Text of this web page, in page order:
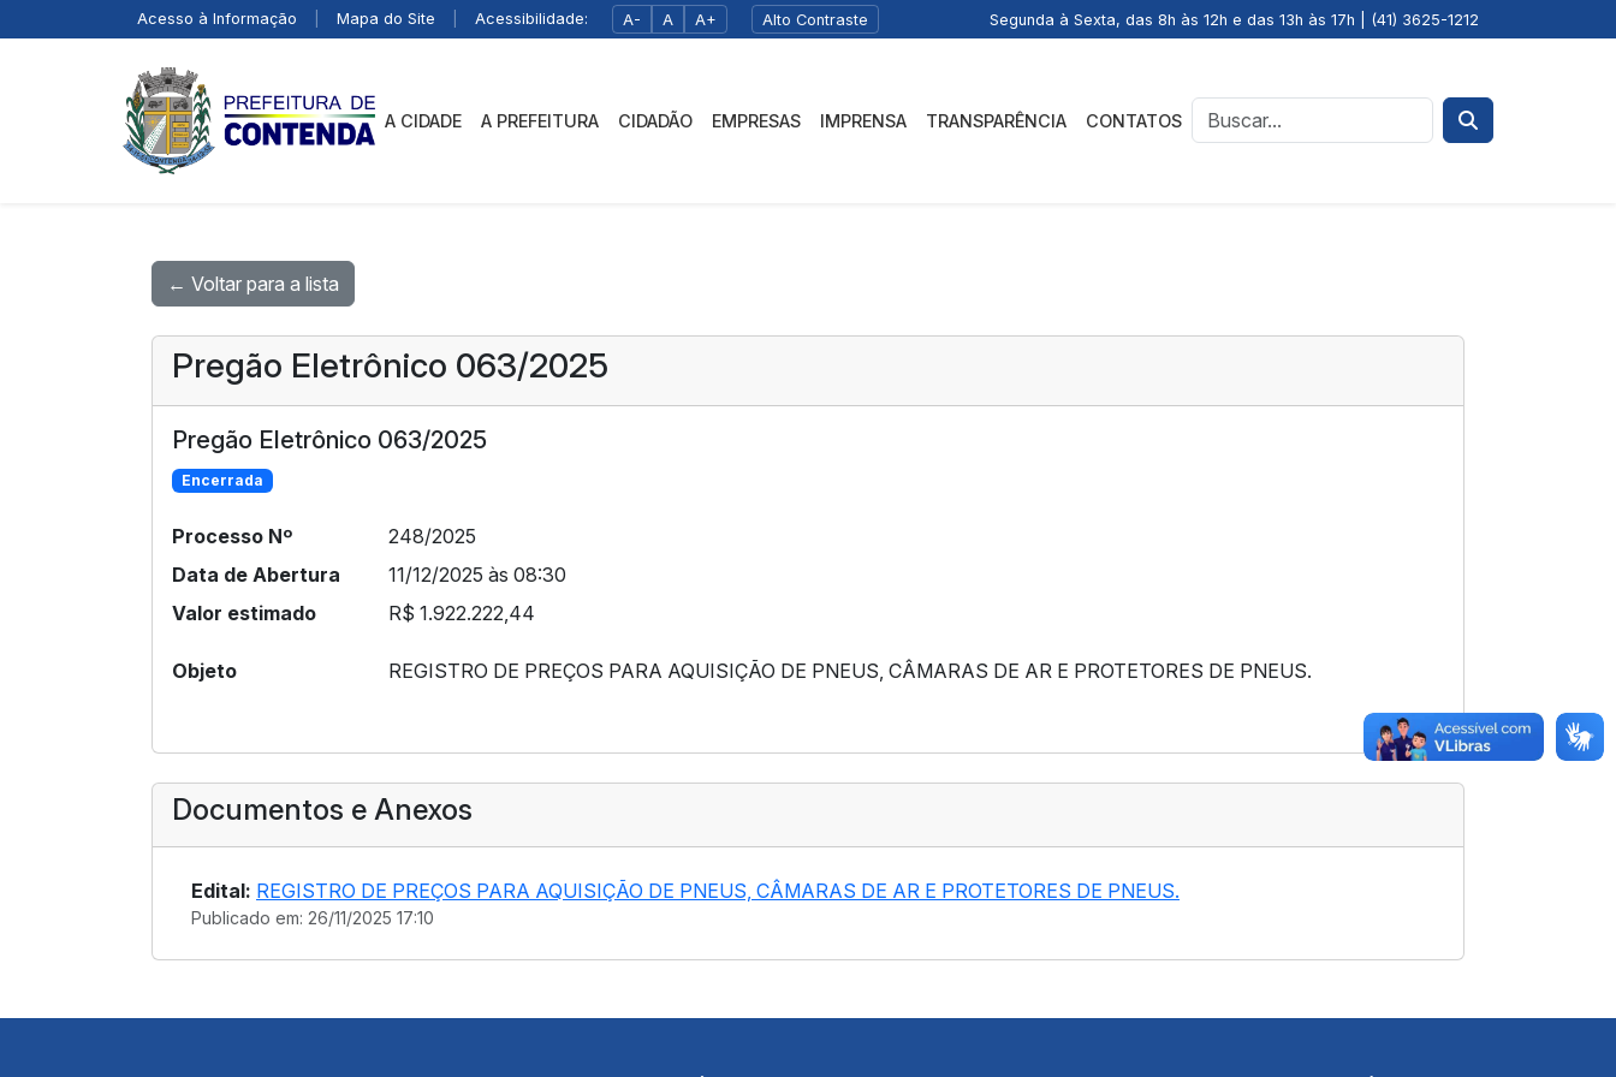
Acesso à Informação Mapa do Site Acessibilidade: A- A A+ Alto Contraste Segunda à Sexta, das 8h às 12h e das 13h às 17h | (41) 3625-1212
A CIDADE A PREFEITURA CIDADÃO EMPRESAS IMPRENSA TRANSPARÊNCIA CONTATOS
← Voltar para a lista
Pregão Eletrônico 063/2025
Pregão Eletrônico 063/2025
Encerrada
Processo Nº
248/2025
Data de Abertura
11/12/2025 às 08:30
Valor estimado
R$ 1.922.222,44
Objeto REGISTRO DE PREÇOS PARA AQUISIÇÃO DE PNEUS, CÂMARAS DE AR E PROTETORES DE PNEUS.
Documentos e Anexos
Edital: REGISTRO DE PREÇOS PARA AQUISIÇÃO DE PNEUS, CÂMARAS DE AR E PROTETORES DE PNEUS.
Publicado em: 26/11/2025 17:10